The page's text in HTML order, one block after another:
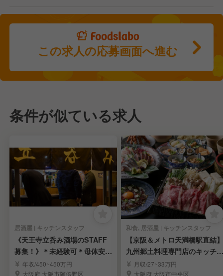
この求人の応募画面へ進む
条件が似ている求人
居酒屋 | キッチンスタッフ
《天王寺立呑み酒場のSTAFF
募集！》＊未経験可＊母体安定
＊月8〜9日休み
年収/450~450万円
大阪府 大阪市阿倍野区
和食, 居酒屋 | キッチンスタッフ
【京阪＆メトロ天満橋駅直結】
九州郷土料理専門店のキッチン
スタッフ《月9休》
月収/27~33万円
大阪府 大阪市中央区